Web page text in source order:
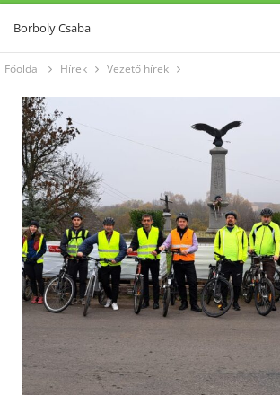
Borboly Csaba
Főoldal Hírek Vezető hírek